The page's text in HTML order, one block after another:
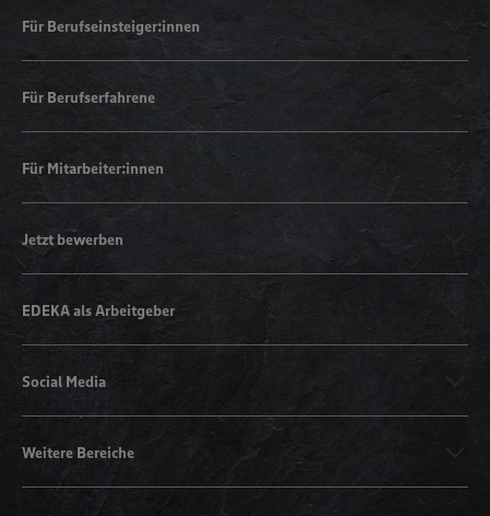
Für Berufseinsteiger:innen
Für Berufserfahrene
Für Mitarbeiter:innen
Jetzt bewerben
EDEKA als Arbeitgeber
Social Media
Weitere Bereiche